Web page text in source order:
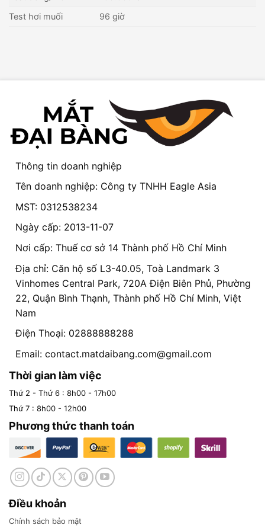
Test hơi muối
96 giờ
Thông tin doanh nghiệp
Tên doanh nghiệp: Công ty TNHH Eagle Asia
MST: 0312538234
Ngày cấp: 2013-11-07
Nơi cấp: Thuế cơ sở 14 Thành phố Hồ Chí Minh
Địa chỉ: Căn hộ số L3-40.05, Toà Landmark 3
Vinhomes Central Park, 720A Điện Biên Phủ, Phường
22, Quận Bình Thạnh, Thành phố Hồ Chí Minh, Việt
Nam
Điện Thoại: 02888888288
Email: contact.matdaibang.com@gmail.com
Thời gian làm việc
Thứ 2 - Thứ 6 : 8h00 - 17h00
Thứ 7 : 8h00 - 12h00
Phương thức thanh toán
Điều khoản
Chính sách bảo mật